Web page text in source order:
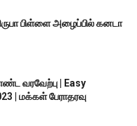
பிள்ளை அழைப்பில் கனடா
வரவேற்பு | Easy
| மக்கள் பேராதரவு